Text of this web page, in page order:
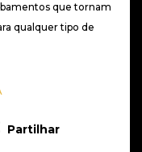
que tornam
qualquer tipo de
Partilhar